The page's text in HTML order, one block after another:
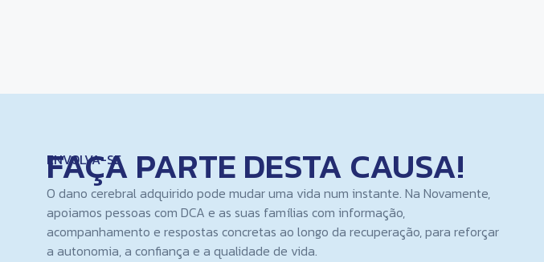
ENVOLVA-SE
FAÇA PARTE DESTA CAUSA!
O dano cerebral adquirido pode mudar uma vida num instante. Na Novamente,
apoiamos pessoas com DCA e as suas famílias com informação,
acompanhamento e respostas concretas ao longo da recuperação, para reforçar
a autonomia, a confiança e a qualidade de vida.